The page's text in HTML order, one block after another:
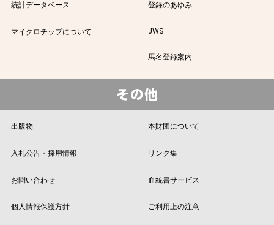
統計データベース 登録のあゆみ
マイクロチップについて JWS
馬名登録案内
出版物 本財団について
入札公告・採用情報 リンク集
お問い合わせ 血統書サービス
個人情報保護方針 ご利用上の注意